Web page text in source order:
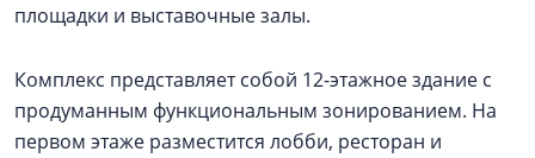
площадки и выставочные залы.
Комплекс представляет собой 12-этажное здание с
продуманным функциональным зонированием. На
первом этаже разместится лобби, ресторан и